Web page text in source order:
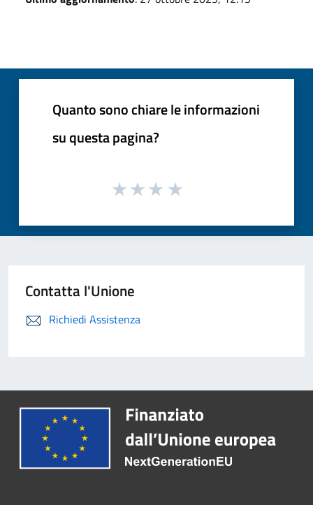
Quanto sono chiare le informazioni
su questa pagina?
Contatta l'Unione
Richiedi Assistenza